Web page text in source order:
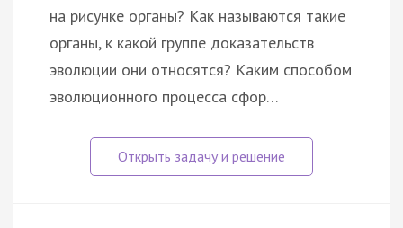
на рисунке органы? Как называются такие
органы, к какой группе доказательств
эволюции они относятся? Каким способом
эволюционного процесса сфор…